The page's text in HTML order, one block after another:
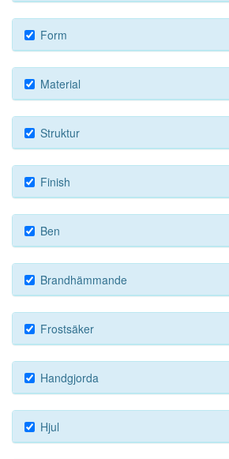
Form
Material
Struktur
Finish
Ben
Brandhämmande
Frostsäker
Handgjorda
Hjul